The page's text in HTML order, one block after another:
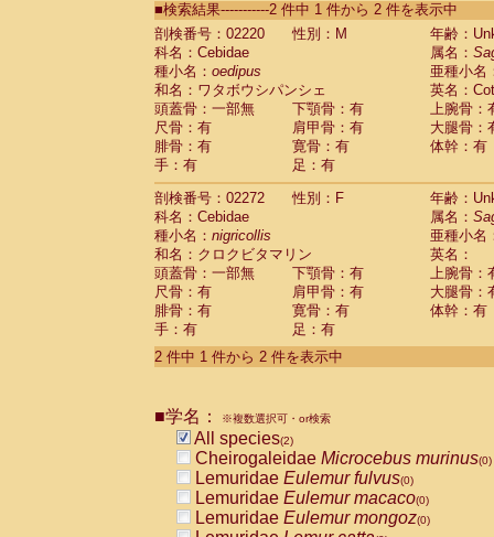
CebidaeSaguinus labiatus(0)
Cebidae Saguinus leucopus (0)
Cebidae
Cebidae
CebidaeSaguinus nigricollis (1)
Cebidae Saguinus oedipus
Cebidae Saguinus weddelli
Cebidae Saguinusspp.
Cebidae Aotus trivirgatus
Cebidae Cebus albifrons
Cebidae
CebidaeCebus capucinus
CebidaeCebus nigrivittatus
Cebidae Cebusspp.(0)
Cebidae Saimiri boliviensis
Cebidae Saimiri sciureus
Atelidae Alouatta caraya
AtelidaeAlouatta fusca
AtelidaeAlouatta seniculus
AtelidaeAteles belzebuth
AtelidaeAteles geoffroyi
AtelidaeAteles paniscus(0)
AtelidaeAtelesspp. (0)
AtelidaeLagothrix lagothricha
AtelidaeLagothrix lagothricha cana
PitheciidaeCacajao calvus
■検索結果-----------2 件中 1 件から 2 件を表示中
剖検番号：02220
性別：M
年齢：
科名：Cebidae
属名：
種小名： oedipus
亜種小名
和名：ワタボウシパンシェ
英名：
頭蓋骨：一部無
下顎骨：有
上腕骨：
尺骨：有
肩甲骨：有
大腿骨：
腓骨：有
寛骨：有
体幹：有
手：有
足：有
剖検番号：02272
性別：F
年齢：
科名：Cebidae
属名：
種小名： nigricollis
亜種小名
和名：クロクビタマリン
英名：
頭蓋骨：一部無
下顎骨：有
上腕骨：
尺骨：有
肩甲骨：有
大腿骨：
腓骨：有
寛骨：有
体幹：有
手：有
足：有
2 件中 1 件から 2 件を表示中
■学名： ※複数選択可・or検索
All species(2)
Cheirogaleidae Microcebus murinus(0)
Lemuridae Eulemur fulvus(0)
Lemuridae Eulemur macaco(0)
Lemuridae Eulemur mongoz(0)